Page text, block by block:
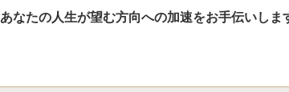
なたの人生が望む方向への加速をお手伝いしま